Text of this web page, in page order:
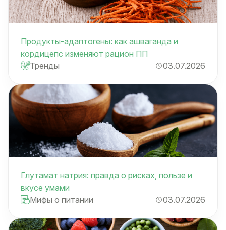
Продукты-адаптогены: как ашваганда и
кордицепс изменяют рацион ПП
Тренды
03.07.2026
Глутамат натрия: правда о рисках, пользе и
вкусе умами
Мифы о питании
03.07.2026